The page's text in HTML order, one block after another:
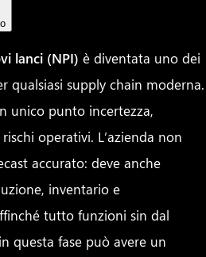
lanci (NPI) è diventata uno dei
qualsiasi supply chain moderna.
unico punto incertezza,
operativi. L’azienda non
accurato: deve anche
inventario e
tutto funzioni sin dal
questa fase può avere un